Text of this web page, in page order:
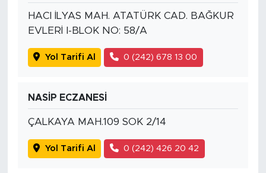
HACI İLYAS MAH. ATATÜRK CAD. BAĞKUR
EVLERİ I-BLOK NO: 58/A
Yol Tarifi Al 0 (242) 678 13 00
NASİP ECZANESİ
ÇALKAYA MAH.109 SOK 2/14
Yol Tarifi Al 0 (242) 426 20 42